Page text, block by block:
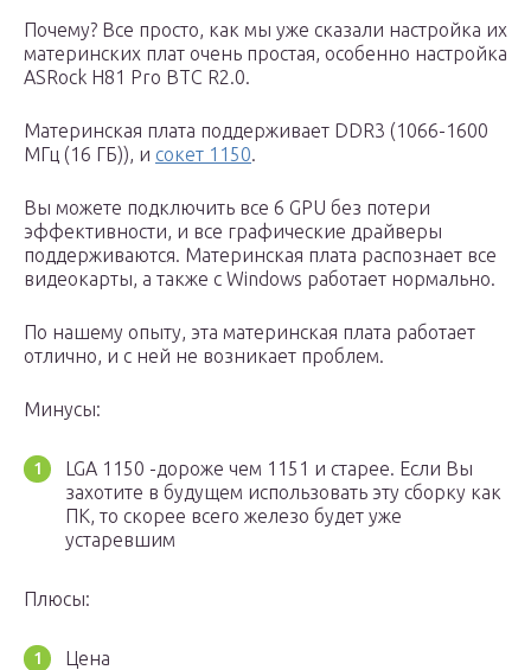
Почему? Все просто, как мы уже сказали настройка их
материнских плат очень простая, особенно настройка
ASRock H81 Pro BTC R2.0.
Материнская плата поддерживает DDR3 (1066-1600
МГц (16 ГБ)), и сокет 1150.
Вы можете подключить все 6 GPU без потери
эффективности, и все графические драйверы
поддерживаются. Материнская плата распознает все
видеокарты, а также с Windows работает нормально.
По нашему опыту, эта материнская плата работает
отлично, и с ней не возникает проблем.
Минусы:
LGA 1150 -дороже чем 1151 и старее. Если Вы
захотите в будущем использовать эту сборку как
ПК, то скорее всего железо будет уже
устаревшим
Плюсы:
Цена